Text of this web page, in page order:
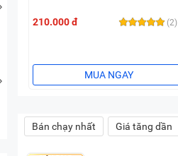
(2)
210.000 đ
MUA NGAY
Bán chạy nhất Giá tăng dần